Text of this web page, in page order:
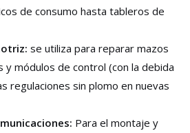
de consumo hasta tableros de
se utiliza para reparar mazos
y módulos de control (con la debida
regulaciones sin plomo en nuevas
Para el montaje y